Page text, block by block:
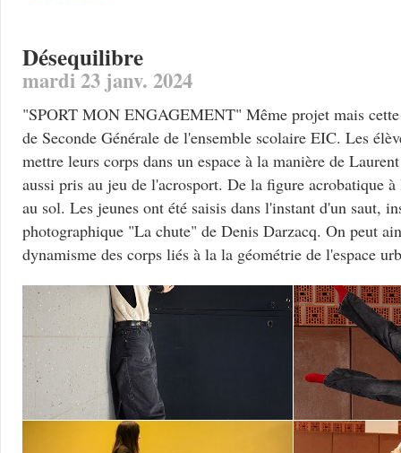
Désequilibre
mardi 23 janv. 2024
"SPORT MON ENGAGEMENT" Même projet mais cette
de Seconde Générale de l'ensemble scolaire EIC. Les
mettre leurs corps dans un espace à la manière de
aussi pris au jeu de l'acrosport. De la figure acrobatique
au sol. Les jeunes ont été saisis dans l'instant d'un saut,
photographique "La chute" de Denis Darzacq. On peut
dynamisme des corps liés à la la géométrie de l'espace